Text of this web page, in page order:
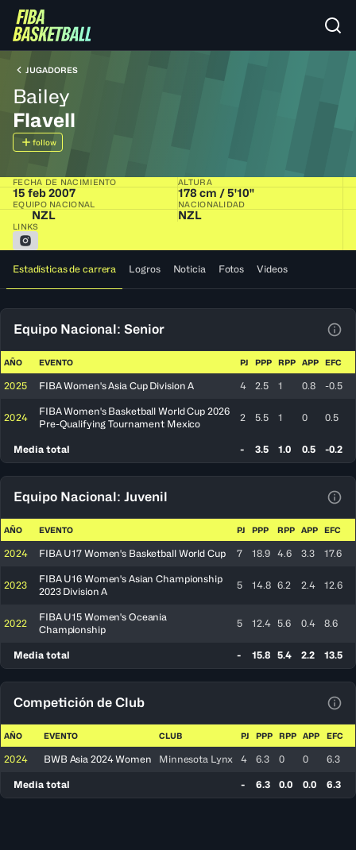
JUGADORES
Bailey
Flavell
follow
FECHA DE NACIMIENTO
15 feb 2007
ALTURA
178 cm / 5'10"
EQUIPO NACIONAL
NZL
NACIONALIDAD
NZL
LINKS
Estadísticas de carrera Logros Noticia Fotos Videos
Equipo Nacional: Senior
AÑO EVENTO PJ PPP RPP APP EFC
2025 FIBA Women's Asia Cup Division A 4 2.5 1 0.8 -0.5
2024
FIBA Women's Basketball World Cup 2026
Pre-Qualifying Tournament Mexico
2 5.5 1 0 0.5
Media total - 3.5 1.0 0.5 -0.2
Equipo Nacional: Juvenil
AÑO EVENTO PJ PPP RPP APP EFC
2024 FIBA U17 Women's Basketball World Cup 7 18.9 4.6 3.3 17.6
2023
FIBA U16 Women's Asian Championship
2023 Division A
5 14.8 6.2 2.4 12.6
2022
FIBA U15 Women's Oceania
Championship
5 12.4 5.6 0.4 8.6
Media total - 15.8 5.4 2.2 13.5
Competición de Club
AÑO EVENTO CLUB PJ PPP RPP APP EFC
2024 BWB Asia 2024 Women Minnesota Lynx 4 6.3 0 0 6.3
Media total - 6.3 0.0 0.0 6.3